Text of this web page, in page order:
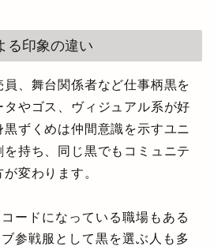
る印象の違い
、舞台関係者など仕事柄黒を
やゴス、ヴィジュアル系が好
ずくめは仲間意識を示すユニ
持ち、同じ黒でもコミュニテ
変わります。
ードになっている職場もある
参戦服として黒を選ぶ人も多